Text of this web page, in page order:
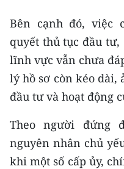
中文
FRANÇAIS
РУССКИЙ
ESPAÑOL
한국어
Bên cạnh đó, việc
quyết thủ tục đầu
lĩnh vực vẫn chưa
lý hồ sơ còn kéo
đầu tư và hoạt động
Theo người đứng
nguyên nhân chủ
khi một số cấp ủy,